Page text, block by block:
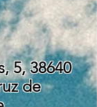
5, 38640
de